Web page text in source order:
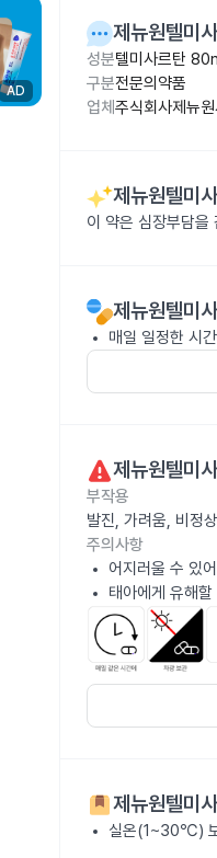
AD
제뉴원텔미
성분텔미사르탄
구분전문의약품
업체 주식회사제뉴
제뉴원텔미
이 약은 심장부담을
제뉴원텔미
매일 일정한 시
제뉴원텔미
부작용
발진, 가려움, 비정
주의사항
어지러울 수 있
태아에게 유해
제뉴원텔미
실온(1~30℃)